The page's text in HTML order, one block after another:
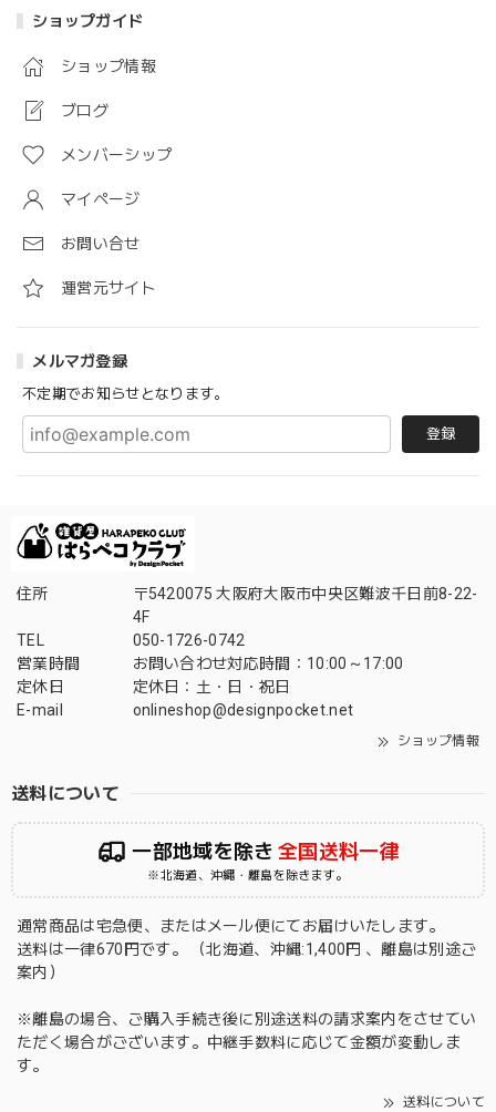
ショップガイド
ショップ情報
ブログ
メンバーシップ
マイページ
お問い合せ
運営元サイト
メルマガ登録
不定期でお知らせとなります。
登録
住所
〒5420075 大阪府大阪市中央区難波千日前8-22-
4F
TEL
050-1726-0742
営業時間
お問い合わせ対応時間：10:00～17:00
定休日
定休日：土・日・祝日
E-mail
onlineshop@designpocket.net
ショップ情報
送料について
一部地域を除き 全国送料一律
※北海道、沖縄・離島を除きます。
通常商品は宅急便、またはメール便にてお届けいたします。
送料は一律670円です。 （北海道、沖縄:1,400円 、離島は別途ご
案内）
※離島の場合、ご購入手続き後に別途送料の請求案内をさせてい
ただく場合がございます。中継手数料に応じて金額が変動しま
す。
送料について